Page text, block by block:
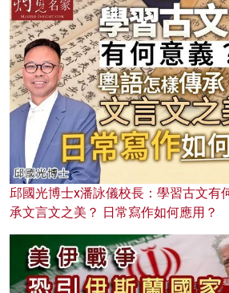
邱國光博士x潘詠儀校長：學習古文有
承文言文之美？ 日常寫作如何應用？